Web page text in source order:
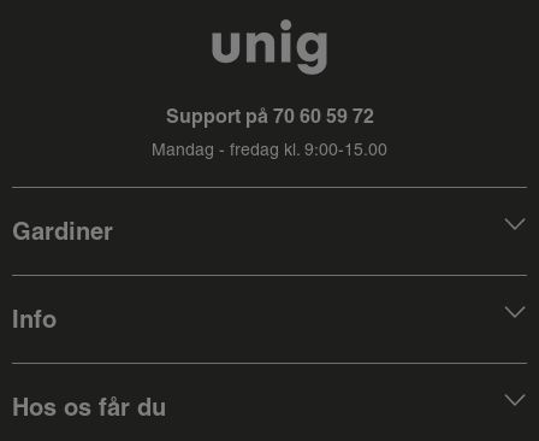
Support på 70 60 59 72
Mandag - fredag kl. 9:00-15.00
Gardiner
Info
Hos os får du